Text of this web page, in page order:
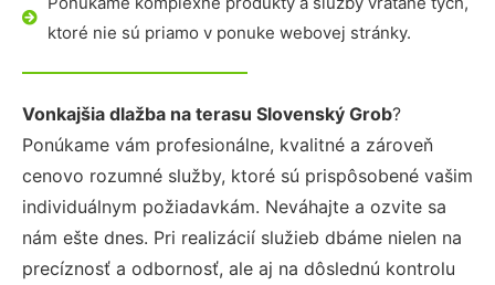
ktoré nie sú priamo v ponuke webovej stránky.
Vonkajšia dlažba na terasu Slovenský Grob?
Ponúkame vám profesionálne, kvalitné a zároveň
cenovo rozumné služby, ktoré sú prispôsobené vašim
individuálnym požiadavkám. Neváhajte a ozvite sa
nám ešte dnes. Pri realizácií služieb dbáme nielen na
precíznosť a odbornosť, ale aj na dôslednú kontrolu